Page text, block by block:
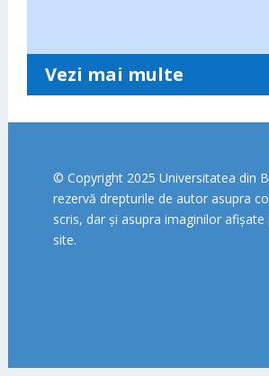
Vezi mai multe
© Copyright 2025 Universitatea din
rezervă drepturile de autor asupra
scris, dar și asupra imaginilor afișate
site.